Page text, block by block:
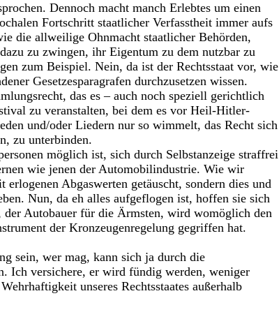
Dennoch macht manch Erlebtes um einen
Fortschritt staatlicher Verfasstheit immer aufs
die allweilige Ohnmacht staatlicher Behörden,
zu zwingen, ihr Eigentum zu dem nutzbar zu
zum Beispiel. Nein, da ist der Rechtsstaat vor, wie
Gesetzesparagrafen durchzusetzen wissen.
das es – auch noch speziell gerichtlich
zu veranstalten, bei dem es vor Heil-Hitler-
und/oder Liedern nur so wimmelt, das Recht sich
zu unterbinden.
möglich ist, sich durch Selbstanzeige straffrei
wie jenen der Automobilindustrie. Wie wir
Abgaswerten getäuscht, sondern dies und
Nun, da eh alles aufgeflogen ist, hoffen sie sich
der Autobauer für die Ärmsten, wird womöglich den
der Kronzeugenregelung gegriffen hat.
sein, wer mag, kann sich ja durch die
Ich versichere, er wird fündig werden, weniger
unseres Rechtsstaates außerhalb